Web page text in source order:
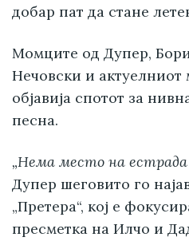
добар пат да стане
Момците од Дупер,
Нечовски и актуелниот
објавија спотот за
песна.
„Нема место на естрада
Дупер шеговито го
„Претера“, кој е
пресметка на Илчо и